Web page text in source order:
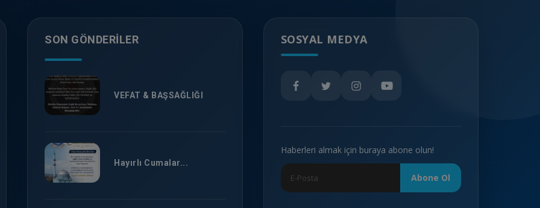
SON GÖNDERILER
VEFAT & BAŞSAĞLIĞI
Hayırlı Cumalar...
SOSYAL MEDYA
Haberleri almak için buraya abone olun!
Abone Ol